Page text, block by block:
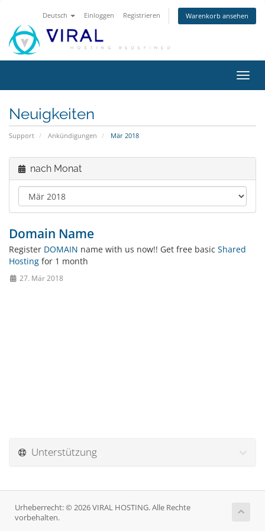
Deutsch Einloggen Registrieren Warenkorb ansehen
ein-/
Neuigkeiten
Support Ankündigungen Mär 2018
nach Monat
Domain Name
Register DOMAIN name with us now!! Get free basic Shared
Hosting for 1 month
27. Mär 2018
Unterstützung
Urheberrecht: © 2026 VIRAL HOSTING. Alle Rechte
vorbehalten.